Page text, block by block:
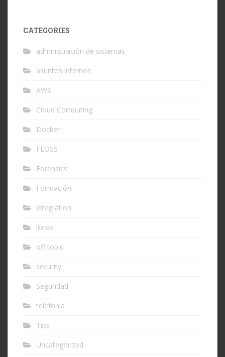
CATEGORIES
administración de sistemas
asuntos internos
AWS
Cloud Computing
Docker
FLOSS
Forensics
Formación
integration
libros
off topic
security
Seguridad
telefonia
Tips
Uncategorized